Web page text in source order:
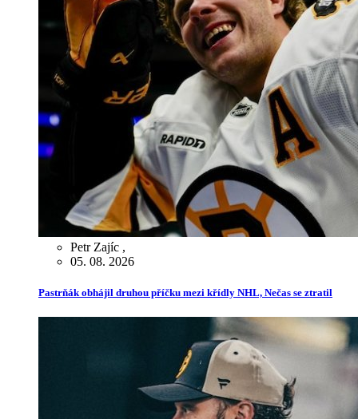
Petr Zajíc ,
05. 08. 2026
Pastrňák obhájil druhou příčku mezi křídly NHL, Nečas se ztratil